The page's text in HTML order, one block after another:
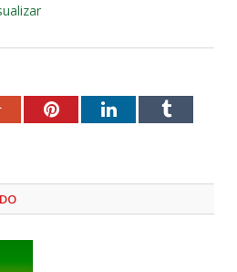
Google+PinterestLinkedInTumblr